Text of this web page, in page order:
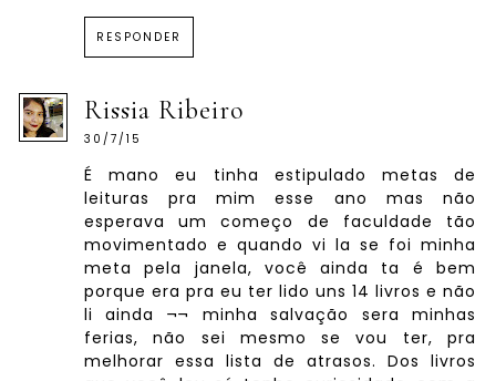
RESPONDER
Rissia Ribeiro
30/7/15
É mano eu tinha estipulado metas de
leituras pra mim esse ano mas não
esperava um começo de faculdade tão
movimentado e quando vi la se foi minha
meta pela janela, você ainda ta é bem
porque era pra eu ter lido uns 14 livros e não
li ainda ¬¬ minha salvação sera minhas
ferias, não sei mesmo se vou ter, pra
melhorar essa lista de atrasos. Dos livros